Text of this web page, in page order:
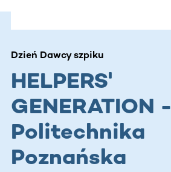
Dzień Dawcy szpiku
HELPERS'
GENERATION -
Politechnika
Poznańska